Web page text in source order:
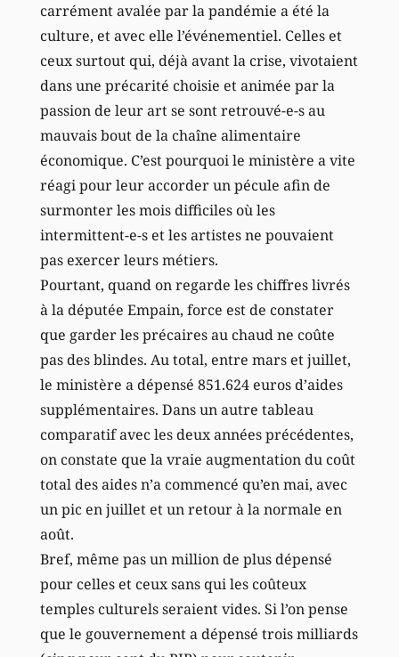
carrément avalée par la pandémie a été la
culture, et avec elle l’événementiel. Celles et
ceux surtout qui, déjà avant la crise, vivotaient
dans une précarité choisie et animée par la
passion de leur art se sont retrouvé-e-s au
mauvais bout de la chaîne alimentaire
économique. C’est pourquoi le ministère a vite
réagi pour leur accorder un pécule afin de
surmonter les mois difficiles où les
intermittent-e-s et les artistes ne pouvaient
pas exercer leurs métiers.
Pourtant, quand on regarde les chiffres livrés
à la députée Empain, force est de constater
que garder les précaires au chaud ne coûte
pas des blindes. Au total, entre mars et juillet,
le ministère a dépensé 851.624 euros d’aides
supplémentaires. Dans un autre tableau
comparatif avec les deux années précédentes,
on constate que la vraie augmentation du coût
total des aides n’a commencé qu’en mai, avec
un pic en juillet et un retour à la normale en
août.
Bref, même pas un million de plus dépensé
pour celles et ceux sans qui les coûteux
temples culturels seraient vides. Si l’on pense
que le gouvernement a dépensé trois milliards